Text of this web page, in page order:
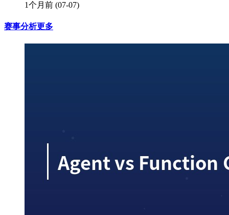
1个月前 (07-07)
赛事分析更多